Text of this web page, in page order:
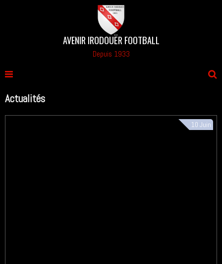
AVENIR IRODOUËR FOOTBALL
Depuis 1933
Actualités
10 Juin